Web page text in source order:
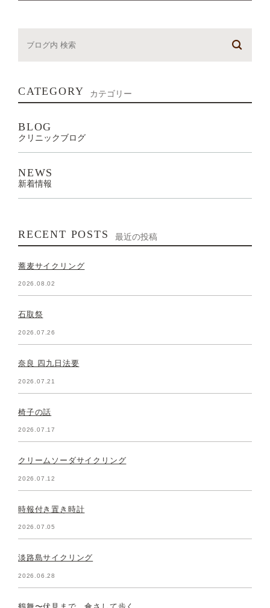
CATEGORY カテゴリー
BLOG
クリニックブログ
NEWS
新着情報
RECENT POSTS 最近の投稿
蕎麦サイクリング
2026.08.02
石取祭
2026.07.26
奈良 四九日法要
2026.07.21
椅子の話
2026.07.17
クリームソーダサイクリング
2026.07.12
時報付き置き時計
2026.07.05
淡路島サイクリング
2026.06.28
鶴舞〜伏見まで 傘さして歩く